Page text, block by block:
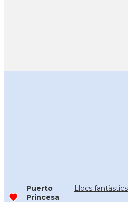
Puerto
Princesa
Llocs fantàstics